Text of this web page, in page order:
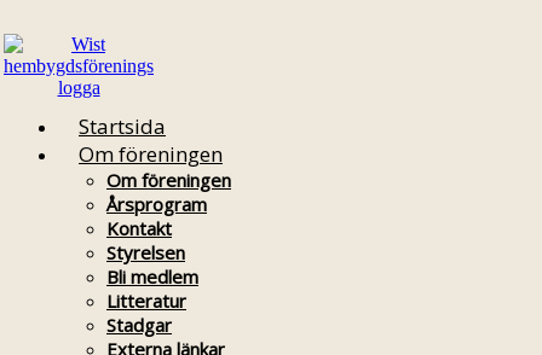
Startsida
Om föreningen
Om föreningen
Årsprogram
Kontakt
Styrelsen
Bli medlem
Litteratur
Stadgar
Externa länkar